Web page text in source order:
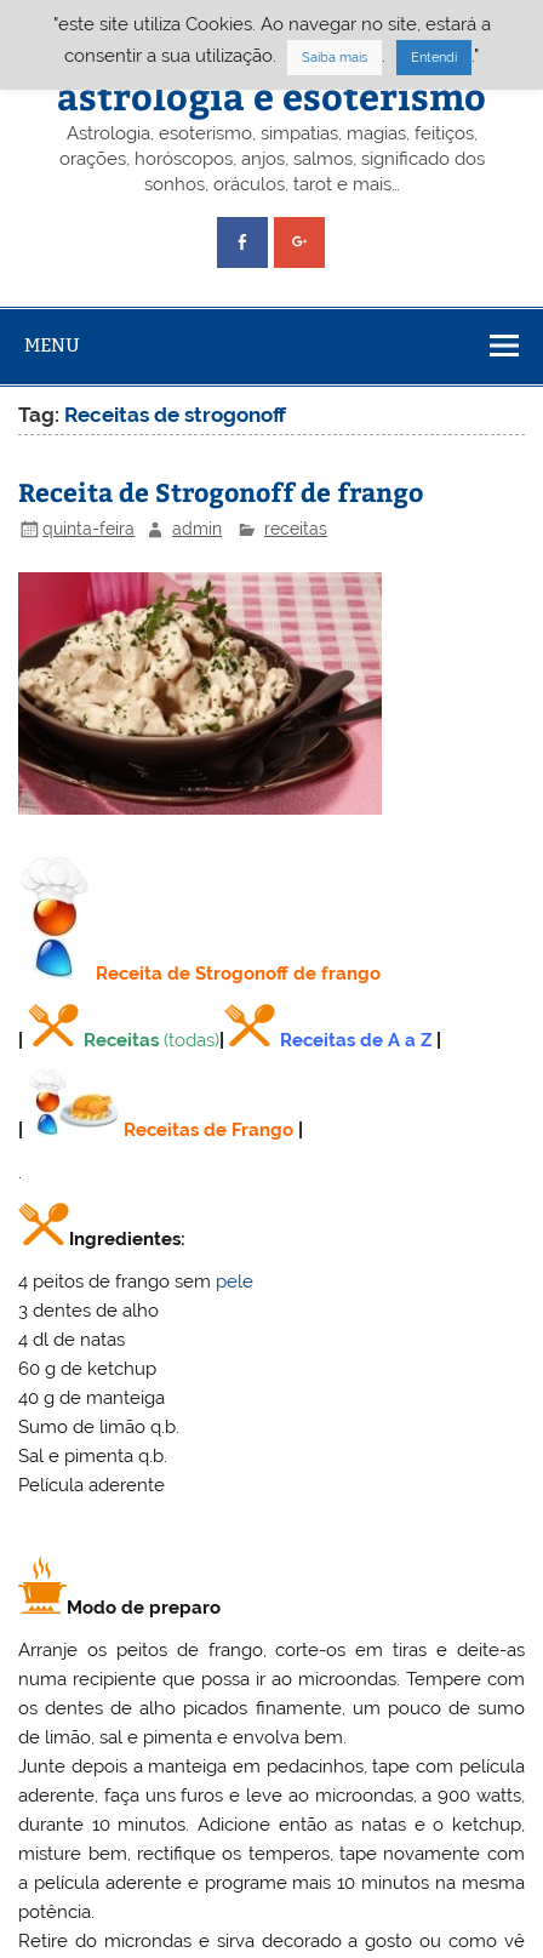
Portal A&E – Portal
astrologia e esoterismo
Astrologia, esoterismo, simpatias, magias, feitiços,
orações, horóscopos, anjos, salmos, significado dos
sonhos, oráculos, tarot e mais…
MENU
Tag: Receitas de strogonoff
Receita de Strogonoff de frango
quinta-feira admin receitas
Receitade Strogonoff de frango
Receitas (todas) Receitas de A a Z
Receitas de Frango
.
Ingredientes:
4 peitos de frango sem pele
3 dentes de alho
4 dl de natas
60 g de ketchup
40 g de manteiga
Sumo de limão q.b.
Sal e pimenta q.b.
Película aderente
Modo de preparo
Arranje os peitos de frango, corte-os em tiras e deite-as
numa recipiente que possa ir ao microondas. Tempere com
os dentes de alho picados finamente, um pouco de sumo
de limão, sal e pimenta e envolva bem.
Junte depois a manteiga em pedacinhos, tape com película
aderente, faça uns furos e leve ao microondas, a 900 watts,
durante 10 minutos. Adicione então as natas e o ketchup,
misture bem, rectifique os temperos, tape novamente com
a película aderente e programe mais 10 minutos na mesma
potência.
Retire do microndas e sirva decorado a gosto ou como vê
"este site utiliza Cookies. Ao navegar no site, estará a
consentir a sua utilização.
Saiba mais Entendi ."